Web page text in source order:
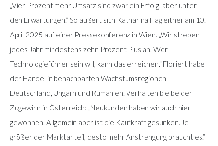
„Vier Prozent mehr Umsatz sind zwar ein Erfolg, aber unter
den Erwartungen.“ So äußert sich Katharina Hagleitner am 10.
April 2025 auf einer Pressekonferenz in Wien. „Wir streben
jedes Jahr mindestens zehn Prozent Plus an. Wer
Technologieführer sein will, kann das erreichen.“ Floriert habe
der Handel in benachbarten Wachstumsregionen –
Deutschland, Ungarn und Rumänien. Verhalten bleibe der
Zugewinn in Österreich: „Neukunden haben wir auch hier
gewonnen. Allgemein aber ist die Kaufkraft gesunken. Je
größer der Marktanteil, desto mehr Anstrengung braucht es.“